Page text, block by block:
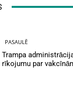
PASAULĒ
Trampa
rīkojumu par